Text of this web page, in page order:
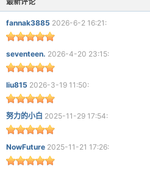
fannak3885 2026-6-2 16:21:
seventeen. 2026-4-20 23:15:
liu815 2026-3-19 11:50:
努力的小白 2025-11-29 17:54:
NowFuture 2025-11-21 17:26: